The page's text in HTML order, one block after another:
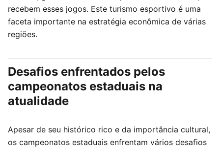
recebem esses jogos. Este turismo esportivo é uma
faceta importante na estratégia econômica de várias
regiões.
Desafios enfrentados pelos
campeonatos estaduais na
atualidade
Apesar de seu histórico rico e da importância cultural,
os campeonatos estaduais enfrentam vários desafios